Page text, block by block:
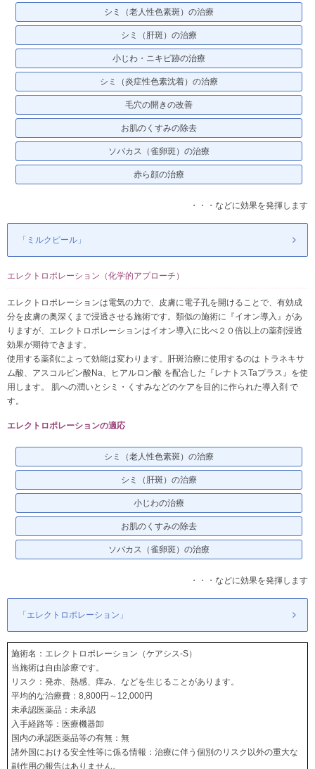
シミ（老人性色素斑）の治療
シミ（肝斑）の治療
小じわ・ニキビ跡の治療
シミ（炎症性色素沈着）の治療
毛穴の開きの改善
お肌のくすみの除去
ソバカス（雀卵斑）の治療
赤ら顔の治療
・・・などに効果を発揮します
「ミルクピール」
エレクトロポレーション（化学的アプローチ）
エレクトロポレーションは電気の力で、皮膚に電子孔を開けることで、有効成
分を皮膚の奥深くまで浸透させる施術です。類似の施術に『イオン導入』があ
りますが、エレクトロポレーションはイオン導入に比べ２０倍以上の薬剤浸透
効果が期待できます。
使用する薬剤によって効能は変わります。肝斑治療に使用するのは トラネキサ
ム酸、アスコルビン酸Na、ヒアルロン酸 を配合した『レナトスTaプラス』を使
用します。 肌への潤いとシミ・くすみなどのケアを目的に作られた導入剤 で
す。
エレクトロポレーションの適応
シミ（老人性色素斑）の治療
シミ（肝斑）の治療
小じわの治療
お肌のくすみの除去
ソバカス（雀卵斑）の治療
・・・などに効果を発揮します
「エレクトロポレーション」
施術名：エレクトロポレーション（ケアシス-S）
当施術は自由診療です。
リスク：発赤、熱感、痒み、などを生じることがあります。
平均的な治療費：8,800円～12,000円
未承認医薬品：未承認
入手経路等：医療機器卸
国内の承認医薬品等の有無：無
諸外国における安全性等に係る情報：治療に伴う個別のリスク以外の重大な
副作用の報告はありません。